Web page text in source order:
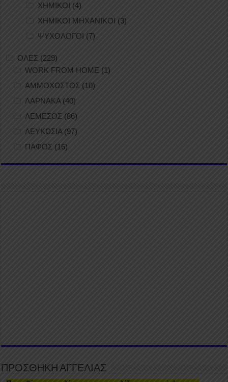
ΧΗΜΙΚΟΙ (4)
ΧΗΜΙΚΟΙ ΜΗΧΑΝΙΚΟΙ (3)
ΨΥΧΟΛΟΓΟΙ (7)
ΟΛΕΣ (229)
WORK FROM HOME (1)
ΑΜΜΟΧΩΣΤΟΣ (10)
ΛΑΡΝΑΚΑ (40)
ΛΕΜΕΣΟΣ (86)
ΛΕΥΚΩΣΙΑ(97)
ΠΑΦΟΣ (16)
ΠΡΟΣΘΗΚΗ ΑΓΓΕΛΙΑΣ